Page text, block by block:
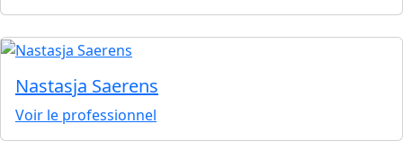
Nastasja Saerens
Voir le professionnel